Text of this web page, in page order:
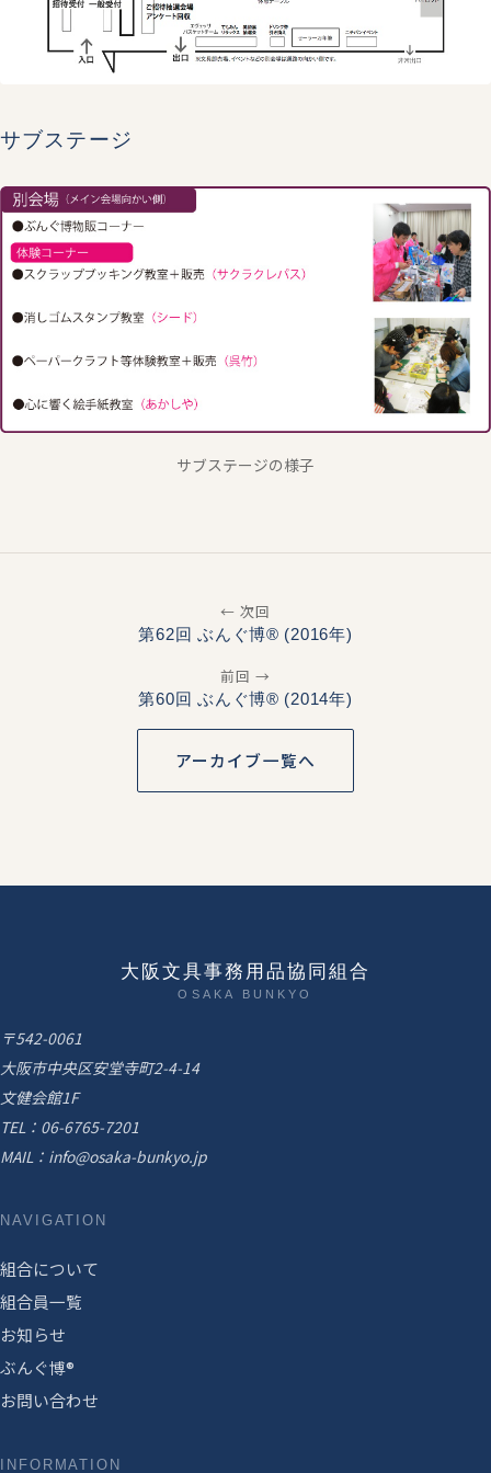
サブステージ
サブステージの様子
← 次回
第62回 ぶんぐ博® (2016年)
アーカイブ一覧へ
前回 →
第60回 ぶんぐ博® (2014年)
大阪文具事務用品協同組合
OSAKA BUNKYO
〒542-0061
大阪市中央区安堂寺町2-4-14
文健会館1F
TEL： 06-6765-7201
MAIL： info@osaka-bunkyo.jp
NAVIGATION
組合について
組合員一覧
お知らせ
ぶんぐ博®
お問い合わせ
INFORMATION